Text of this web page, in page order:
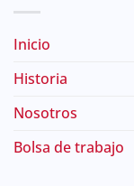
Inicio
Historia
Nosotros
Bolsa de trabajo